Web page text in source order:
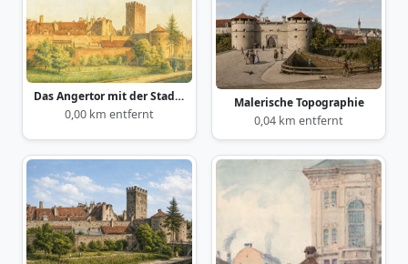
Das Angertor mit der Stadtmauerpartie 1803
0,00 km entfernt
Malerische Topographie
0,04 km entfernt